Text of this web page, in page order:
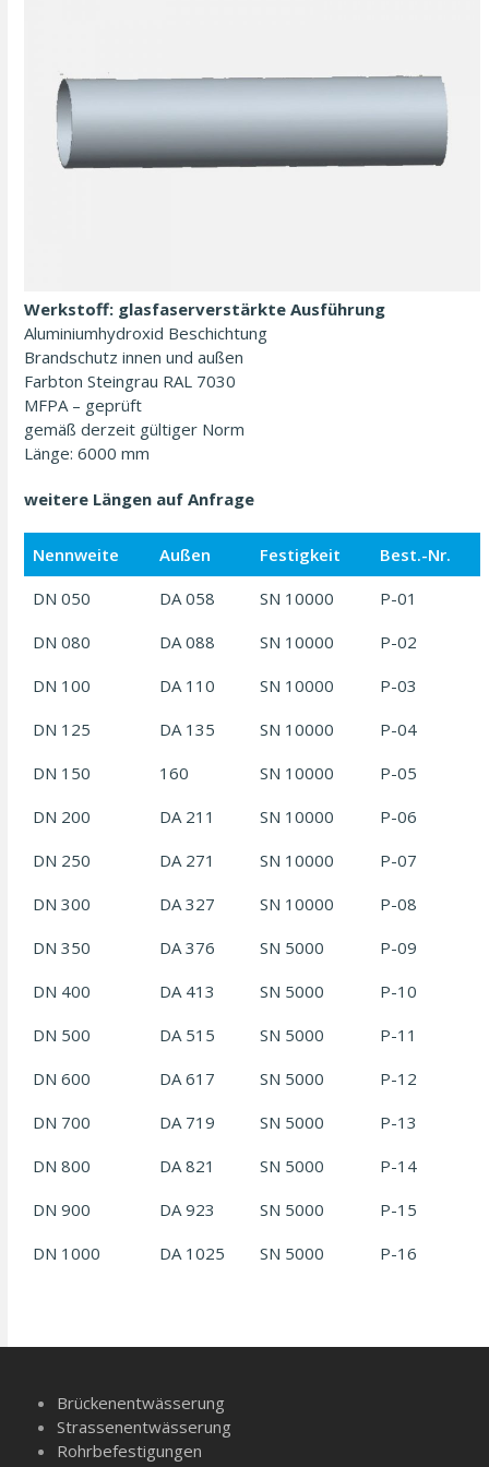
Werkstoff: glasfaserverstärkte Ausführung
Aluminiumhydroxid Beschichtung
Brandschutz innen und außen
Farbton Steingrau RAL 7030
MFPA – geprüft
gemäß derzeit gültiger Norm
Länge: 6000 mm
weitere Längen auf Anfrage
Nennweite Außen Festigkeit
Best.-Nr.
DN 050
DA 058 SN 10000
P-01
DN 080
DA 088 SN 10000
P-02
DN 100
DA 110 SN 10000
P-03
DN 125
DA 135 SN 10000
P-04
DN 150
160 SN 10000
P-05
DN 200
DA 211 SN 10000
P-06
DN 250
DA 271 SN 10000
P-07
DN 300
DA 327 SN 10000
P-08
DN 350
DA 376 SN 5000
P-09
DN 400
DA 413 SN 5000
P-10
DN 500
DA 515 SN 5000
P-11
DN 600
DA 617 SN 5000
P-12
DN 700
DA 719 SN 5000
P-13
DN 800
DA 821 SN 5000
P-14
DN 900
DA 923 SN 5000
P-15
DN 1000
DA 1025 SN 5000 P-16
Brückenentwässerung
Strassenentwässerung
Rohrbefestigungen